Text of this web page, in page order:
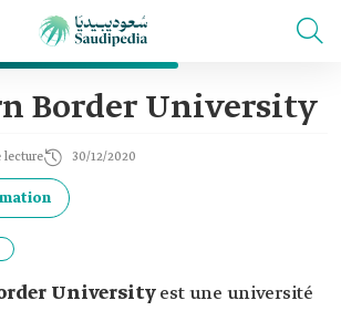
Border University
lecture 30/12/2020
Universityest une université